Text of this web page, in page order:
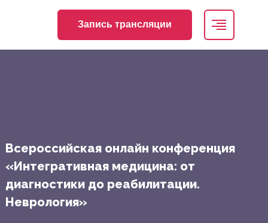
Запись трансляции
Всероссийская онлайн конференция
«Интегративная медицина: от
диагностики до реабилитации.
Неврология»